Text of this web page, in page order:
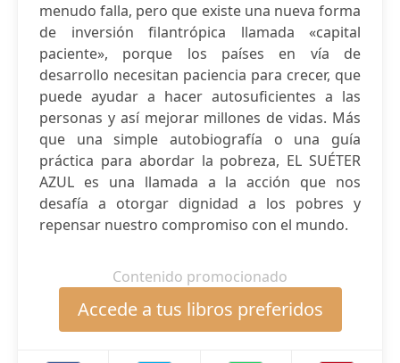
menudo falla, pero que existe una nueva forma
de inversión filantrópica llamada «capital
paciente», porque los países en vía de
desarrollo necesitan paciencia para crecer, que
puede ayudar a hacer autosuficientes a las
personas y así mejorar millones de vidas. Más
que una simple autobiografía o una guía
práctica para abordar la pobreza, EL SUÉTER
AZUL es una llamada a la acción que nos
desafía a otorgar dignidad a los pobres y
repensar nuestro compromiso con el mundo.
Contenido promocionado
Accede a tus libros preferidos